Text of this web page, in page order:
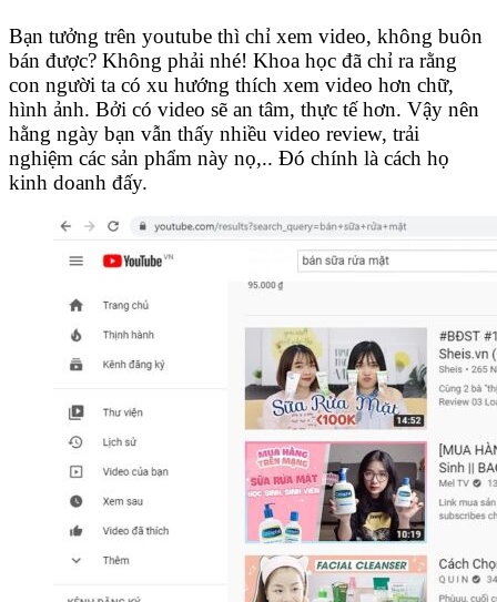
Bạn tưởng trên youtube thì chỉ xem video, không buôn
bán được? Không phải nhé! Khoa học đã chỉ ra rằng
con người ta có xu hướng thích xem video hơn chữ,
hình ảnh. Bởi có video sẽ an tâm, thực tế hơn. Vậy nên
hằng ngày bạn vẫn thấy nhiều video review, trải
nghiệm các sản phẩm này nọ,.. Đó chính là cách họ
kinh doanh đấy.